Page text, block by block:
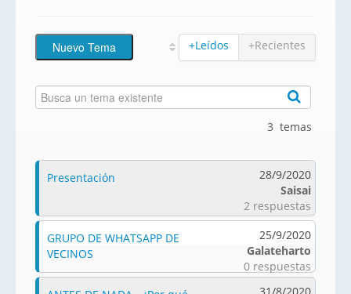
+Leídos +Recientes
3 temas
Presentación
28/9/2020
Saisai
2 respuestas
GRUPO DE WHATSAPP DE
VECINOS
25/9/2020
Galateharto
0 respuestas